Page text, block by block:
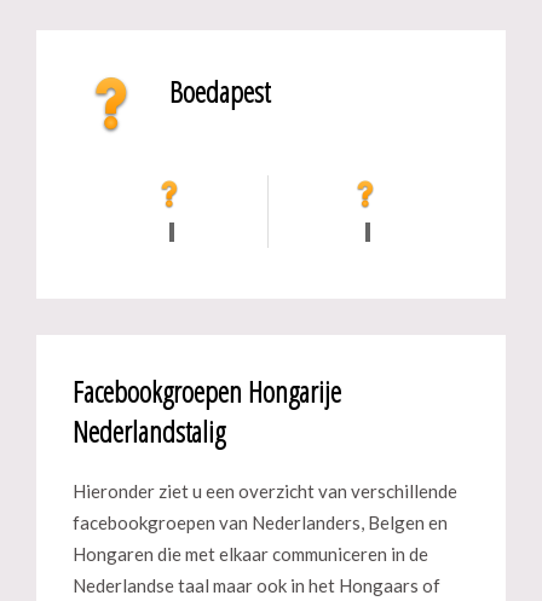
Boedapest
Facebookgroepen Hongarije
Nederlandstalig
Hieronder ziet u een overzicht van verschillende
facebookgroepen van Nederlanders, Belgen en
Hongaren die met elkaar communiceren in de
Nederlandse taal maar ook in het Hongaars of